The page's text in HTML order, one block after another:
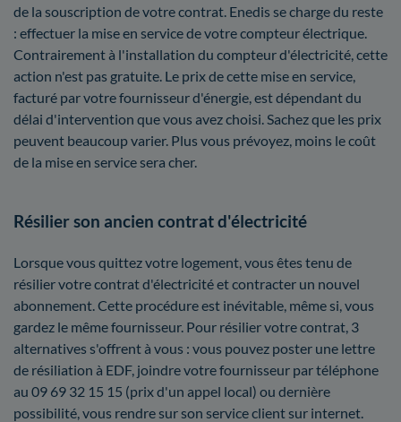
de la souscription de votre contrat. Enedis se charge du reste
: effectuer la mise en service de votre compteur électrique.
Contrairement à l'installation du compteur d'électricité, cette
action n'est pas gratuite. Le prix de cette mise en service,
facturé par votre fournisseur d'énergie, est dépendant du
délai d'intervention que vous avez choisi. Sachez que les prix
peuvent beaucoup varier. Plus vous prévoyez, moins le coût
de la mise en service sera cher.
Résilier son ancien contrat d'électricité
Lorsque vous quittez votre logement, vous êtes tenu de
résilier votre contrat d'électricité et contracter un nouvel
abonnement. Cette procédure est inévitable, même si, vous
gardez le même fournisseur. Pour résilier votre contrat, 3
alternatives s'offrent à vous : vous pouvez poster une lettre
de résiliation à EDF, joindre votre fournisseur par téléphone
au 09 69 32 15 15 (prix d'un appel local) ou dernière
possibilité, vous rendre sur son service client sur internet.